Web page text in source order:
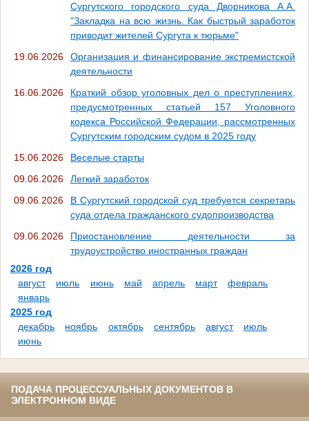
Сургутского городского суда Дворникова А.А.
"Закладка на всю жизнь. Как быстрый заработок
приводит жителей Сургута к тюрьме"
19.06.2026
Организация и финансирование экстремистской
деятельности
16.06.2026
Краткий обзор уголовных дел о преступлениях,
предусмотренных статьей 157 Уголовного
кодекса Российской Федерации, рассмотренных
Сургутским городским судом в 2025 году
15.06.2026
Веселые старты
09.06.2026
Легкий заработок
09.06.2026
В Сургутский городской суд требуется секретарь
суда отдела гражданского судопроизводства
09.06.2026
Приостановление деятельности за
трудоустройство иностранных граждан
2026 год
август
июль июнь май апрель март
февраль
январь
2025 год
декабрь
ноябрь октябрь сентябрь август
июль
июнь
ПОДАЧА ПРОЦЕССУАЛЬНЫХ ДОКУМЕНТОВ В
ЭЛЕКТРОННОМ ВИДЕ